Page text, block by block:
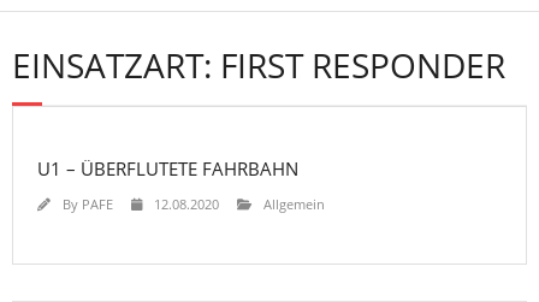
EINSATZART: FIRST RESPONDER
U1 – ÜBERFLUTETE FAHRBAHN
By PAFE 12.08.2020 Allgemein